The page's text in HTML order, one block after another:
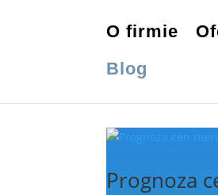
O firmie
Blog
Prognoza